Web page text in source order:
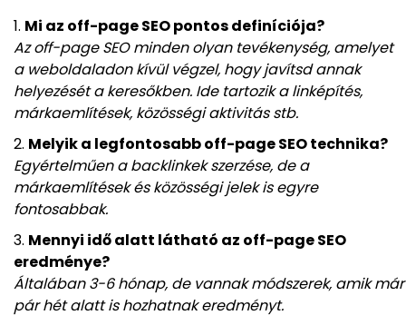
Mi az off-page SEO pontos definíciója?
Az off-page SEO minden olyan tevékenység, amelyet
a weboldaladon kívül végzel, hogy javítsd annak
helyezését a keresőkben. Ide tartozik a linképítés,
márkaemlítések, közösségi aktivitás stb.
Melyik a legfontosabb off-page SEO technika?
Egyértelműen a backlinkek szerzése, de a
márkaemlítések és közösségi jelek is egyre
fontosabbak.
Mennyi idő alatt látható az off-page SEO
eredménye?
Általában 3-6 hónap, de vannak módszerek, amik már
pár hét alatt is hozhatnak eredményt.